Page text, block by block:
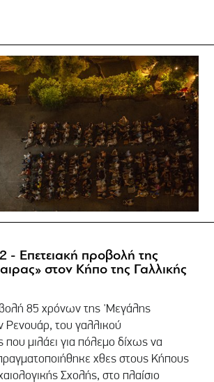
- Επετειακή προβολή της
στον Κήπο της Γαλλικής
85 χρόνων της 'Μεγάλης
Ρενουάρ, του γαλλικού
που μιλάει για πόλεμο δίχως να
χθες στους Κήπους
Σχολής, στο πλαίσιο